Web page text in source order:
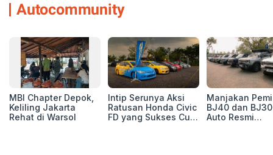
Autocommunity
MBI Chapter Depok,
Keliling Jakarta
Rehat di Warsol
Intip Serunya Aksi
Ratusan Honda Civic
FD yang Sukses Curi
Manjakan
BJ40 dan
Auto Resmi